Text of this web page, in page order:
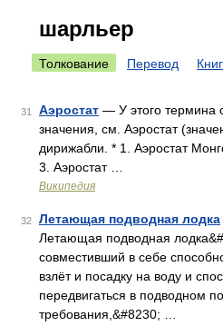
шарльер
Толкование Перевод
31 Аэростат — У этого термина
значения, см. Аэростат
дирижабли. * 1. Аэростат
3. Аэростат …
Википедия
32 Летающая подводная лодка
Летающая подводная
совместивший в себе
взлёт и посадку на воду и
передвигаться в подводном
требования,&#8230; …